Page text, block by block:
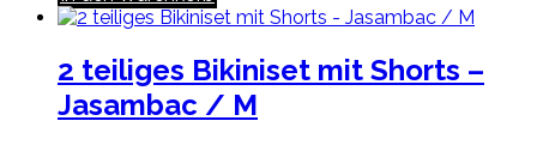
2 teiliges Bikiniset mit Shorts –
Jasambac / M